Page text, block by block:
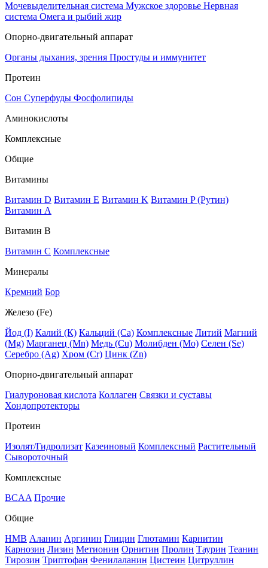
Мочевыделительная система Мужское здоровье Нервная
система Омега и рыбий жир
Опорно-двигательный аппарат
Органы дыхания, зрения Простуды и иммунитет
Протеин
Сон Суперфуды Фосфолипиды
Аминокислоты
Комплексные
Общие
Витамины
Витамин D Витамин E Витамин K Витамин P (Рутин)
Витамин А
Витамин В
Витамин C Комплексные
Минералы
Кремний Бор
Железо (Fe)
Йод (I) Калий (К) Кальций (Са) Комплексные Литий Магний
(Mg) Марганец (Mn) Медь (Сu) Молибден (Мо) Селен (Se)
Серебро (Ag) Хром (Cr) Цинк (Zn)
Опорно-двигательный аппарат
Гиалуроновая кислота Коллаген Связки и суставы
Хондопротекторы
Протеин
Изолят/Гидролизат Казеиновый Комплексный Растительный
Сывороточный
Комплексные
BCAA Прочие
Общие
HMB Аланин Аргинин Глицин Глютамин Карнитин
Карнозин Лизин Метионин Орнитин Пролин Таурин Теанин
Тирозин Триптофан Фенилаланин Цистеин Цитруллин